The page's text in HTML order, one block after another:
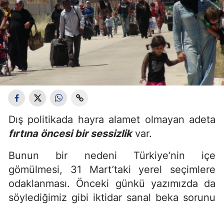
Dış politikada hayra alamet olmayan adeta
fırtına öncesi bir sessizlikvar.
Bunun bir nedeni Türkiye’nin içe
gömülmesi, 31 Mart’taki yerel seçimlere
odaklanması. Önceki günkü yazımızda da
söylediğimiz gibi iktidar sanal beka sorunu